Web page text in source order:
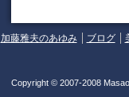
加藤雅夫のあゆみ ブログ
Copyright © 2007-2008